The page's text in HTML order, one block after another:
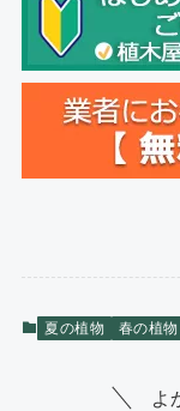
夏の植物 春の植物
よ